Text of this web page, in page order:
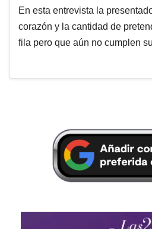
En esta entrevista la
corazón y la cantidad de
fila pero que aún no cumplen